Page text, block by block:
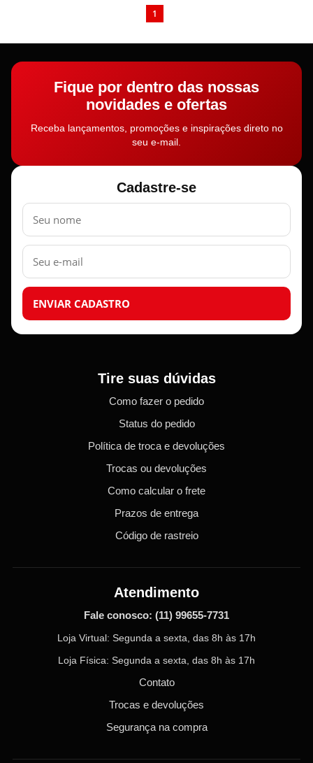
1
Fique por dentro das nossas
novidades e ofertas
Receba lançamentos, promoções e inspirações direto no
seu e-mail.
Cadastre-se
Nome
E-
mail
ENVIAR CADASTRO
Tire suas dúvidas
Como fazer o pedido
Status do pedido
Política de troca e devoluções
Trocas ou devoluções
Como calcular o frete
Prazos de entrega
Código de rastreio
Atendimento
Fale conosco: (11) 99655-7731
Loja Virtual: Segunda a sexta, das 8h às 17h
Loja Física: Segunda a sexta, das 8h às 17h
Contato
Trocas e devoluções
Segurança na compra